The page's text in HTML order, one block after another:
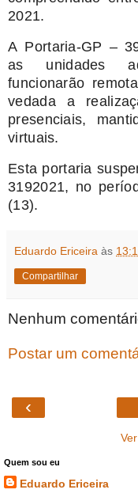
2021.
A Portaria-GP –
as unidades
funcionarão
vedada a
presenciais,
virtuais.
Esta portaria
3192021, no
(13).
Eduardo Ericeira às
Compartilhar
Nenhum
Postar um
‹
Quem sou eu
Eduardo Ericeira